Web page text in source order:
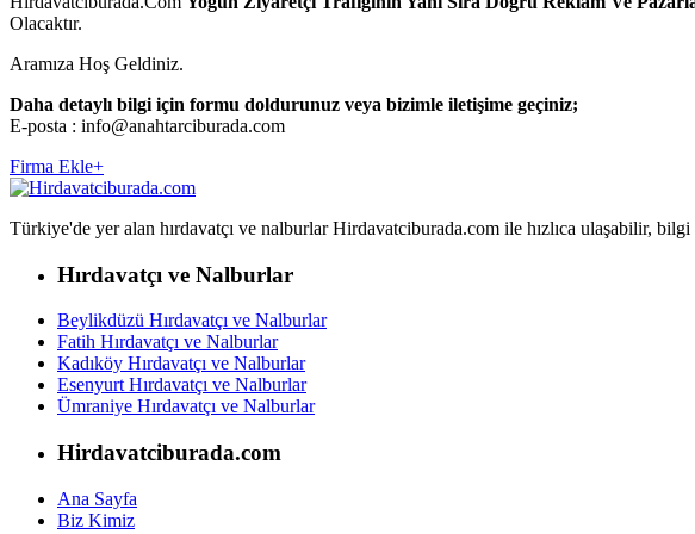
Olacaktır.
Aramıza Hoş Geldiniz.
Daha detaylı bilgi için formu doldurunuz veya bizimle iletişime geçiniz;
E-posta : info@anahtarciburada.com
Firma Ekle+
Türkiye'de yer alan hırdavatçı ve nalburlar Hirdavatciburada.com ile hızlıca ulaşabilir,
Hırdavatçı ve Nalburlar
Beylikdüzü Hırdavatçı ve Nalburlar
Fatih Hırdavatçı ve Nalburlar
Kadıköy Hırdavatçı ve Nalburlar
Esenyurt Hırdavatçı ve Nalburlar
Ümraniye Hırdavatçı ve Nalburlar
Hirdavatciburada.com
Ana Sayfa
Biz Kimiz